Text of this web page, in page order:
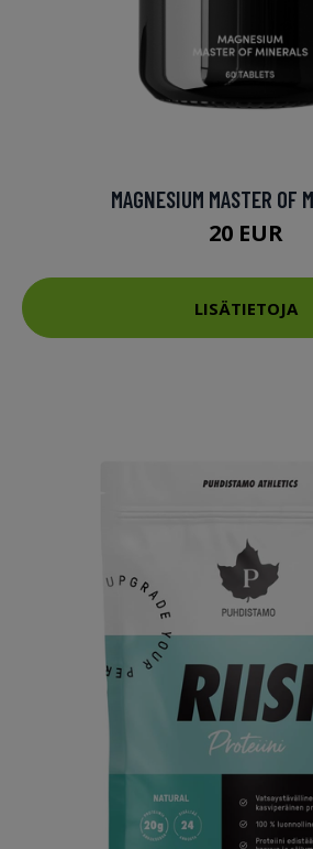
MAGNESIUM MASTER OF
20 EUR
LISÄTIETOJA